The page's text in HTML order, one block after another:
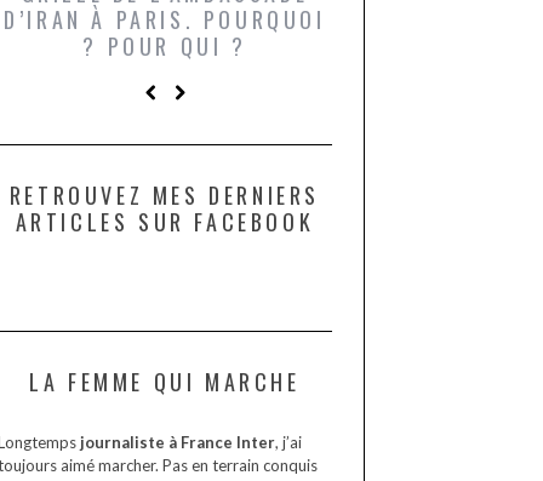
D’IRAN À PARIS. POURQUOI
? POUR QUI ?
RETROUVEZ MES DERNIERS
ARTICLES SUR FACEBOOK
LA FEMME QUI MARCHE
journaliste à France Inter, j’ai
aimé marcher. Pas en terrain conquis